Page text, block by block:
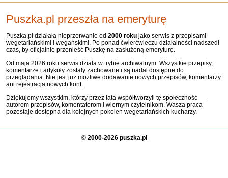
Puszka.pl przeszła na emeryturę
Puszka.pl działała nieprzerwanie od 2000 roku jako serwis z przepisami
wegetariańskimi i wegańskimi. Po ponad ćwierćwieczu działalności nadszedł
czas, by oficjalnie przenieść Puszkę na zasłużoną emeryturę.
Od maja 2026 roku serwis działa w trybie archiwalnym. Wszystkie przepisy,
komentarze i artykuły zostały zachowane i są nadal dostępne do
przeglądania. Nie jest już możliwe dodawanie nowych przepisów, komentarzy
ani rejestracja nowych kont.
Dziękujemy wszystkim, którzy przez lata współtworzyli tę społeczność —
autorom przepisów, komentatorom i wiernym czytelnikom. Wasza praca
pozostaje dostępna dla kolejnych pokoleń wegetariańskich kucharzy.
© 2000-2026 puszka.pl